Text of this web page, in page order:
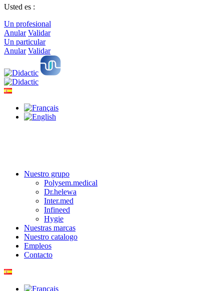
Usted es :
Un profesional
Anular Validar
Un particular
Anular Validar
Nuestro grupo
Polysem.medical
Dr.helewa
Inter.med
Infineed
Hygie
Nuestras marcas
Nuestro catalogo
Empleos
Contacto